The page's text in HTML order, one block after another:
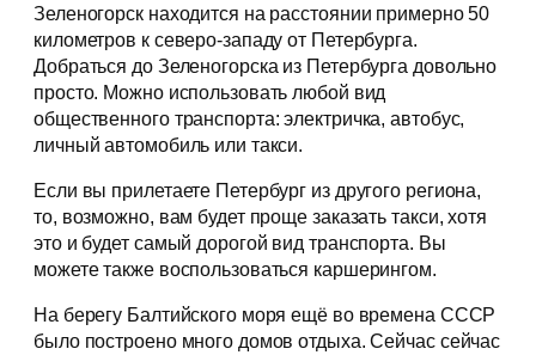
Зеленогорск находится на расстоянии примерно 50
километров к северо-западу от Петербурга.
Добраться до Зеленогорска из Петербурга довольно
просто. Можно использовать любой вид
общественного транспорта: электричка, автобус,
личный автомобиль или такси.
Если вы прилетаете Петербург из другого региона,
то, возможно, вам будет проще заказать такси, хотя
это и будет самый дорогой вид транспорта. Вы
можете также воспользоваться каршерингом.
На берегу Балтийского моря ещё во времена СССР
было построено много домов отдыха. Сейчас сейчас